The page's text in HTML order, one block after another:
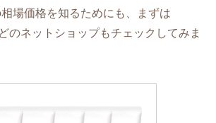
場価格を知るためにも、まずは
のネットショップもチェックしてみま